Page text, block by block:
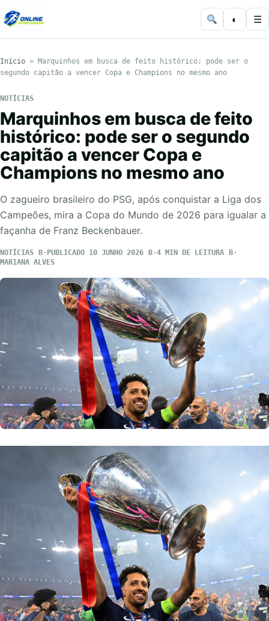
◐ ☰
Início » Marquinhos em busca de feito histórico: pode ser o
segundo capitão a vencer Copa e Champions no mesmo ano
NOTÍCIAS
Marquinhos em busca de feito
histórico: pode ser o segundo
capitão a vencer Copa e
Champions no mesmo ano
O zagueiro brasileiro do PSG, após conquistar a Liga dos
Campeões, mira a Copa do Mundo de 2026 para igualar a
façanha de Franz Beckenbauer.
NOTÍCIAS PUBLICADO 10 JUNHO 2026
4 MIN DE LEITURA
MARIANA ALVES